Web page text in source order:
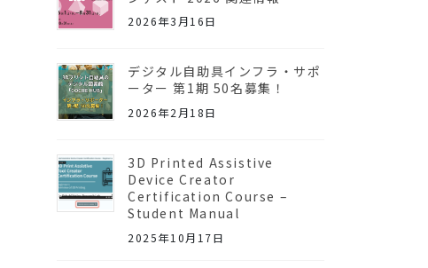
2026年3月16日
デジタル自助具インフラ・サポ
ーター 第1期 50名募集！
2026年2月18日
3D Printed Assistive
Device Creator
Certification Course –
Student Manual
2025年10月17日